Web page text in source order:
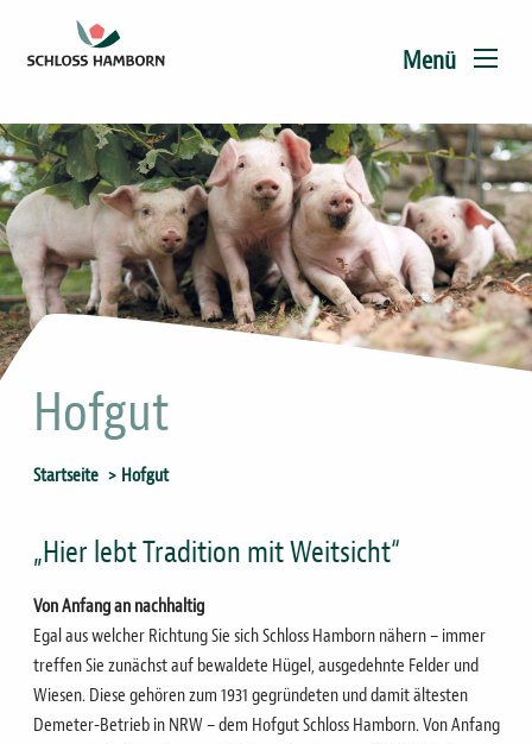
Inhalt
Menü
Hofgut
Sie
hier
Startseite Hofgut
„Hier lebt Tradition mit Weitsicht“
Von Anfang an nachhaltig
Egal aus welcher Richtung Sie sich Schloss Hamborn nähern – immer
treffen Sie zunächst auf bewaldete Hügel, ausgedehnte Felder und
Wiesen. Diese gehören zum 1931 gegründeten und damit ältesten
Demeter-Betrieb in NRW – dem Hofgut Schloss Hamborn. Von Anfang